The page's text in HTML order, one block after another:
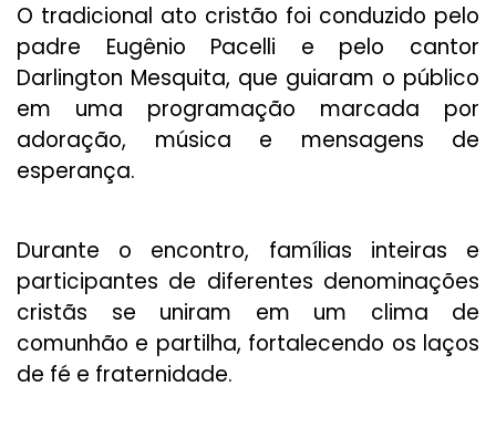
O tradicional ato cristão foi conduzido pelo
padre Eugênio Pacelli e pelo cantor
Darlington Mesquita, que guiaram o público
em uma programação marcada por
adoração, música e mensagens de
esperança.
Durante o encontro, famílias inteiras e
participantes de diferentes denominações
cristãs se uniram em um clima de
comunhão e partilha, fortalecendo os laços
de fé e fraternidade.